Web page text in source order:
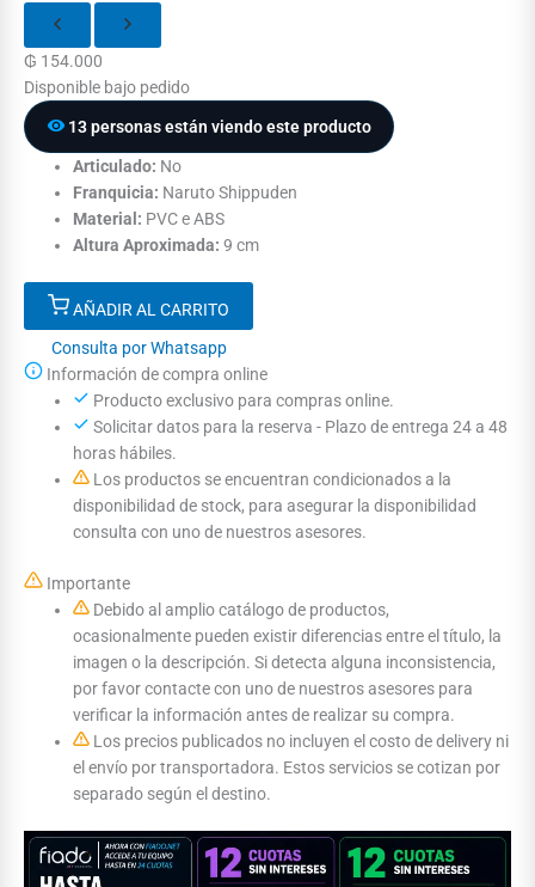
₲ 154.000
Disponible bajo pedido
13 personas están viendo este producto
Articulado: No
Franquicia: Naruto Shippuden
Material: PVC e ABS
Altura Aproximada: 9 cm
AÑADIR AL CARRITO
Consulta por Whatsapp
Información de compra online
Producto exclusivo para compras online.
Solicitar datos para la reserva - Plazo de entrega 24 a 48
horas hábiles.
Los productos se encuentran condicionados a la
disponibilidad de stock, para asegurar la disponibilidad
consulta con uno de nuestros asesores.
Importante
Debido al amplio catálogo de productos,
ocasionalmente pueden existir diferencias entre el título, la
imagen o la descripción. Si detecta alguna inconsistencia,
por favor contacte con uno de nuestros asesores para
verificar la información antes de realizar su compra.
Los precios publicados no incluyen el costo de delivery ni
el envío por transportadora. Estos servicios se cotizan por
separado según el destino.